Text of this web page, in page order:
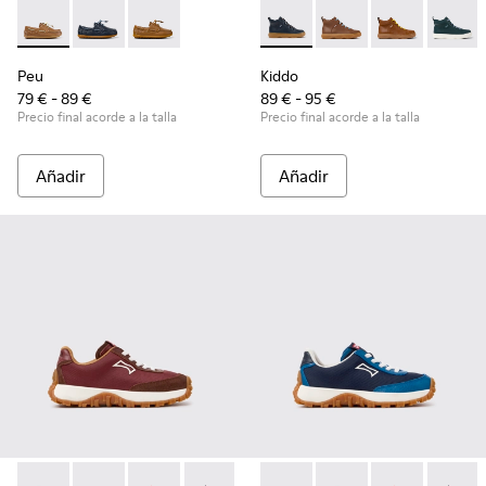
Peu - K800689-004 - Zapatos náuticos de piel marrón para
Peu - K800689-002 - Zapatos náuticos de piel
Peu - K800689-001
Peu
79 € - 89 €
Precio final acorde a la talla
Añadir
Kiddo - K900189-026 -
Kiddo - K900189-
Kiddo -Kiddo
Kiddo
89 € - 95 €
Precio final acorde a la talla
Añadir